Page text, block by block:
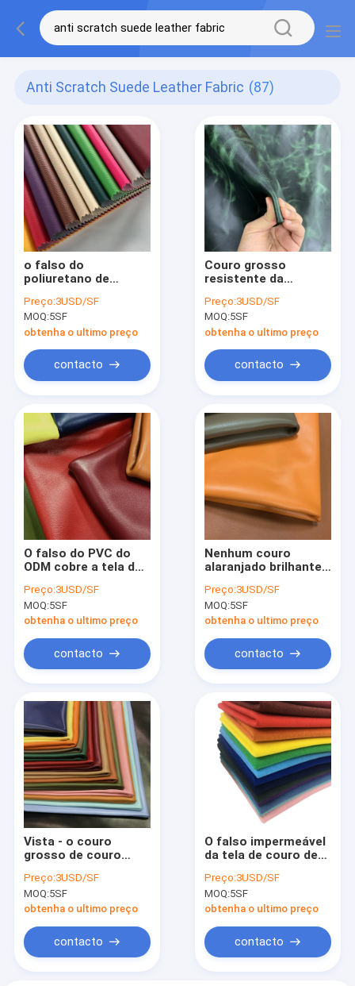
Anti Scratch Suede Leather Fabric (87)
o falso do
poliuretano de
cobre a tela de
Microfiber da
camurça do plutônio
Preço:3USD/SF
MOQ:5SF
obtenha o ultimo preço
contacto
Couro grosso
resistente da
1.85mm Microfiber
do couro do fato do
rasgo
Preço:3USD/SF
MOQ:5SF
obtenha o ultimo preço
contacto
O falso do PVC do
ODM cobre a tela de
do plutônio do fato
1.65mm Brown da
tela
Preço:3USD/SF
MOQ:5SF
obtenha o ultimo preço
contacto
Nenhum couro
alaranjado brilhante
Microfiber do verde
de Fade Apparel
Leather Fabric Olive
Preço:3USD/SF
MOQ:5SF
obtenha o ultimo preço
contacto
Vista - o couro
grosso de couro
resistente da
camurça do fato
1.95mm Microfiber
Preço:3USD/SF
MOQ:5SF
obtenha o ultimo preço
contacto
O falso impermeável
da tela de couro de
Microfiber cobre o
material para a
mobília
Preço:3USD/SF
MOQ:5SF
obtenha o ultimo preço
contacto